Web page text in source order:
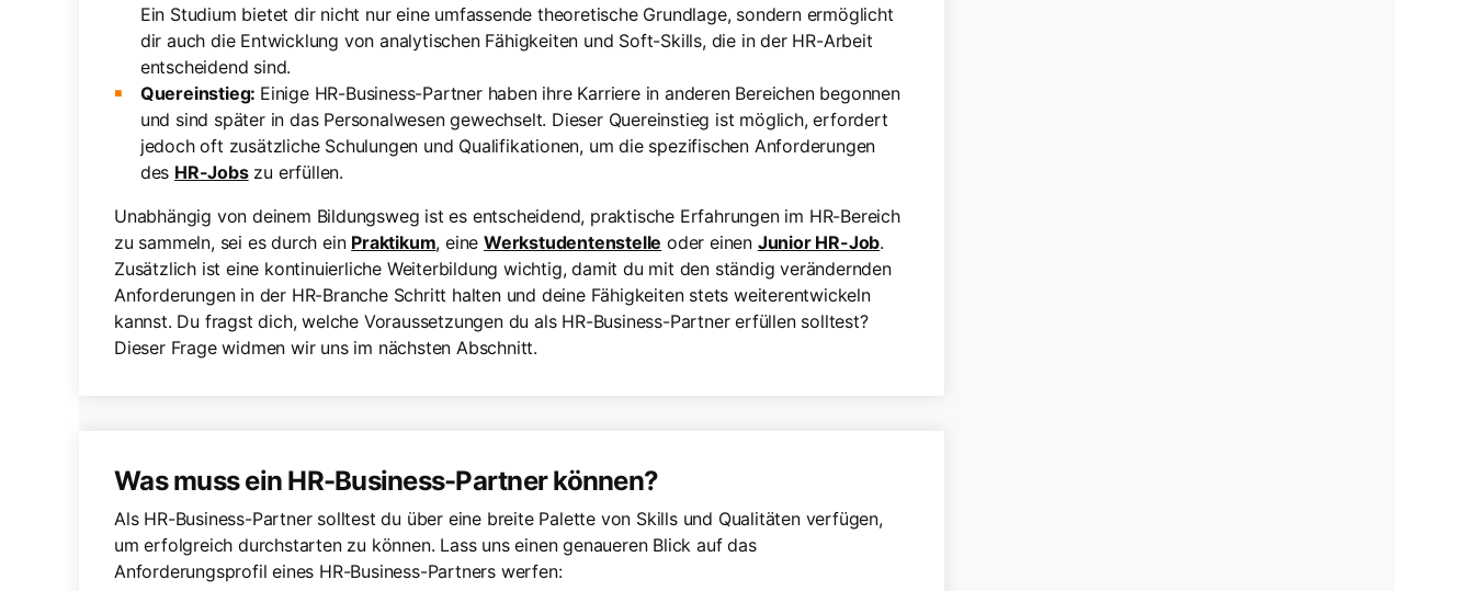
Ein Studium bietet dir nicht nur eine umfassende theoretische Grundlage, sondern ermöglicht
dir auch die Entwicklung von analytischen Fähigkeiten und Soft-Skills, die in der HR-Arbeit
entscheidend sind.
Quereinstieg: Einige HR-Business-Partner haben ihre Karriere in anderen Bereichen begonnen
und sind später in das Personalwesen gewechselt. Dieser Quereinstieg ist möglich, erfordert
jedoch oft zusätzliche Schulungen und Qualifikationen, um die spezifischen Anforderungen
des HR-Jobszu erfüllen.
Unabhängig von deinem Bildungsweg ist es entscheidend, praktische Erfahrungen im HR-Bereich
zu sammeln, sei es durch ein Praktikum, eineWerkstudentenstelle oder einen Junior HR-Job.
Zusätzlich ist eine kontinuierliche Weiterbildung wichtig, damit du mit den ständig verändernden
Anforderungen in der HR-Branche Schritt halten und deine Fähigkeiten stets weiterentwickeln
kannst. Du fragst dich, welche Voraussetzungen du als HR-Business-Partner erfüllen solltest?
Dieser Frage widmen wir uns im nächsten Abschnitt.
Was muss ein HR-Business-Partner können?
Als HR-Business-Partner solltest du über eine breite Palette von Skills und Qualitäten verfügen,
um erfolgreich durchstarten zu können. Lass uns einen genaueren Blick auf das
Anforderungsprofil eines HR-Business-Partners werfen: